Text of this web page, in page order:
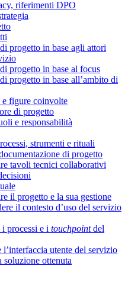
riferimenti DPO
progetto in base agli attori
progetto in base al focus
progetto in base all’ambito di
figure coinvolte
di progetto
e responsabilità
strumenti e rituali
di progetto
tavoli tecnici collaborativi
il progetto e la sua gestione
il contesto d’uso del servizio
processi e i touchpointdel
l’interfaccia utente del servizio
soluzione ottenuta